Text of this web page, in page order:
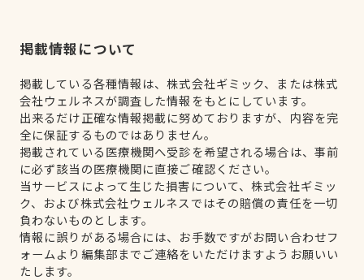
掲載情報について
掲載している各種情報は、株式会社ギミック、または株式
会社ウェルネスが調査した情報をもとにしています。
出来るだけ正確な情報掲載に努めておりますが、内容を完
全に保証するものではありません。
掲載されている医療機関へ受診を希望される場合は、事前
に必ず該当の医療機関に直接ご確認ください。
当サービスによって生じた損害について、株式会社ギミッ
ク、および株式会社ウェルネスではその賠償の責任を一切
負わないものとします。
情報に誤りがある場合には、お手数ですがお問い合わせフ
ォームより編集部までご連絡をいただけますようお願いい
たします。